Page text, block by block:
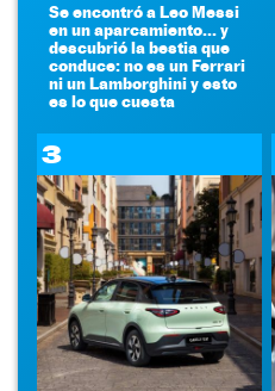
Se encontró a Leo Messi
en un aparcamiento... y
descubrió la bestia que
conduce: no es un Ferrari
ni un Lamborghini y esto
es lo que cuesta
3